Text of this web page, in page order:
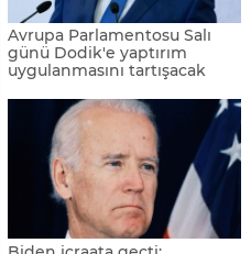
Avrupa Parlamentosu Salı
günü Dodik'e yaptırım
uygulanmasını tartışacak